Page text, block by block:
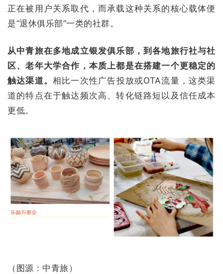
正在被用户关系取代，而承载这种关系的核心载体便
是“退休俱乐部”一类的社群。
从中青旅在多地成立银发俱乐部，到各地旅行社与社
区、老年大学合作，本质上都是在搭建一个更稳定的
触达渠道。相比一次性广告投放或OTA流量，这类渠
道的特点在于触达频次高、转化链路短以及信任成本
更低。
（图源：中青旅）